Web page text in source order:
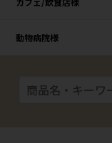
動物病院様